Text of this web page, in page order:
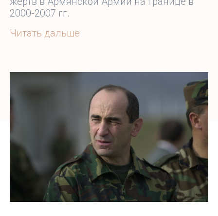
2000-2007 гг.
Читать дальше